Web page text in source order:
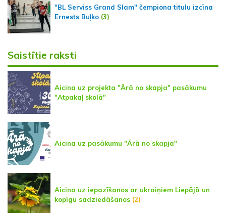
"BL Serviss Grand Slam" čempiona titulu izcīna
Ernests Buļko (3)
Saistītie raksti
Aicina uz projekta "Ārā no skapja" pasākumu
"Atpakaļ skolā"
Aicina uz pasākumu "Ārā no skapja"
Aicina uz iepazīšanos ar ukraiņiem Liepājā un
kopīgu sadziedāšanos (2)